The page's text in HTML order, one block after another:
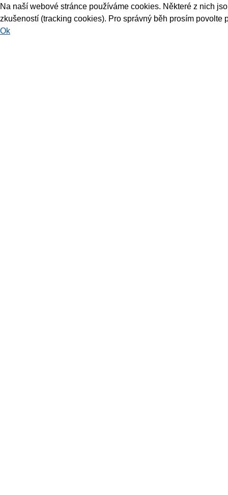
Na naší webové stránce používáme cookies. Některé z nich
zkušeností (tracking cookies). Pro správný běh prosím povolte
Ok